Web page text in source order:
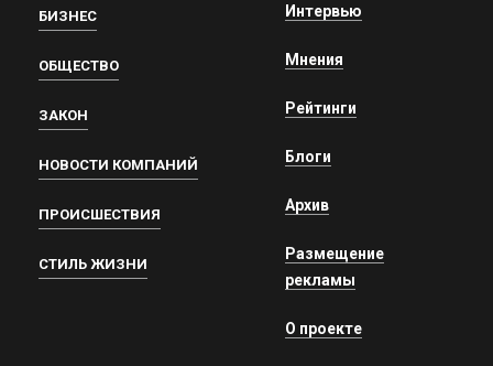
БИЗНЕС
ОБЩЕСТВО
ЗАКОН
НОВОСТИ КОМПАНИЙ
ПРОИСШЕСТВИЯ
СТИЛЬ ЖИЗНИ
Интервью
Мнения
Рейтинги
Блоги
Архив
Размещение
рекламы
О проекте